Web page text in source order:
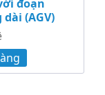
đoạn
(AGV)